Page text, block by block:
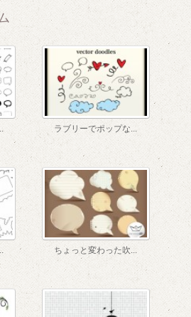
ラブリーでポップな...
ちょっと変わった吹...